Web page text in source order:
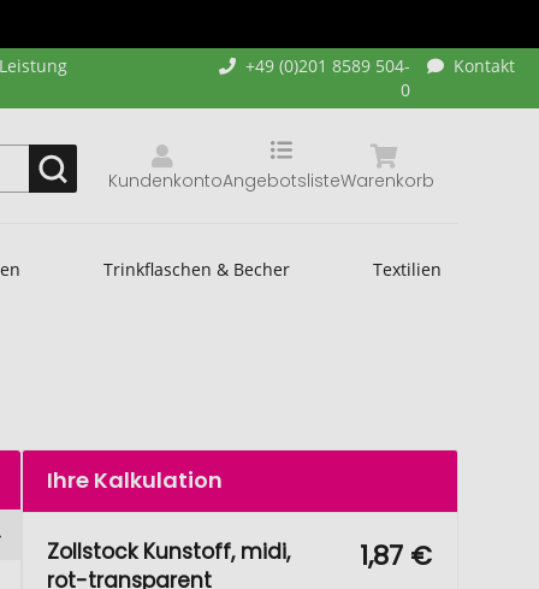
+49 (0)201 8589 504-
0
Kontakt
Kundenkonto Warenkorb
Angebotsliste
Trinkflaschen & Becher Textilien
Ihre Kalkulation
Zollstock Kunstoff, midi,
rot-transparent
1,87 €